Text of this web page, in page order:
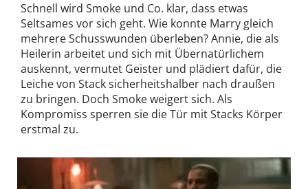
Schnell wird Smoke und Co. klar, dass etwas
Seltsames vor sich geht. Wie konnte Marry gleich
mehrere Schusswunden überleben? Annie, die als
Heilerin arbeitet und sich mit Übernatürlichem
auskennt, vermutet Geister und plädiert dafür, die
Leiche von Stack sicherheitshalber nach draußen
zu bringen. Doch Smoke weigert sich. Als
Kompromiss sperren sie die Tür mit Stacks Körper
erstmal zu.